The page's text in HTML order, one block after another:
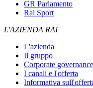
GR Parlamento
Rai Sport
L'AZIENDA RAI
L'azienda
Il gruppo
Corporate governance
I canali e l'offerta
Informativa